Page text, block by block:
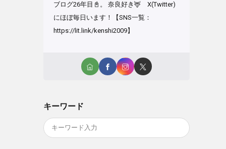
ブログ26年目📓。 奈良好き🦌 X(Twitter)
にほぼ毎日います！【SNS一覧：
https://lit.link/kenshi2009】
キーワード